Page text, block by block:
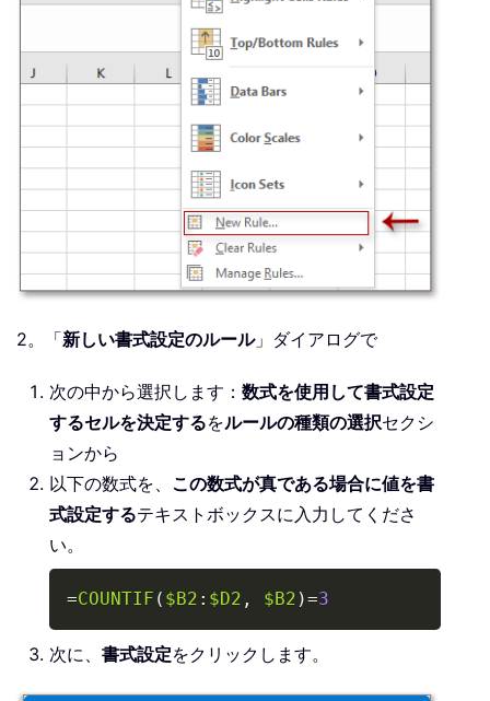
2。「新しい書式設定のルール」ダイアログで
次の中から選択します： 数式を使用して書式設定
するセルを決定するをルールの種類の選択セクシ
ョンから
以下の数式を、 この数式が真である場合に値を書
式設定するテキストボックスに入力してくださ
い。
=COUNTIF ( $B2 : $D2 , $B2 )=3
次に、 書式設定をクリックします。